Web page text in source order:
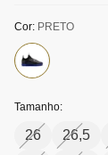
Cor: PRETO
Tamanho:
26 26,5